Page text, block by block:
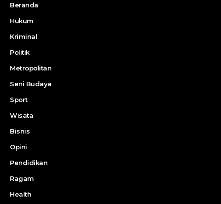
Beranda
Hukum
Kriminal
Politik
Metropolitan
Seni Budaya
Sport
Wisata
Bisnis
Opini
Pendidikan
Ragam
Health